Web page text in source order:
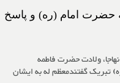
حضرت امام (ره) و پاسخ
ولادت حضرت فاطمه
تبریک گفتندمعظم له به ایشان